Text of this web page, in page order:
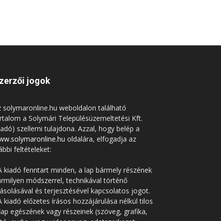
jogok
solymaronline.hu weboldalon található
a Solymári Településüzemeltetési Kft.
szellemi tulajdona. Azzal, hogy belép a
oldalára, elfogadja az
feltételeket:
kiadó fenntart minden, a lap bármely részének
módszerrel, technikával történő
és terjesztésével kapcsolatos jogot.
kiadó előzetes írásos hozzájárulása nélkül tilos
egészének vagy részeinek (szöveg, grafika,